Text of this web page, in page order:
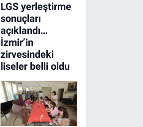
LGS yerleştirme
sonuçları
açıklandı…
İzmir’in
zirvesindeki
liseler belli oldu